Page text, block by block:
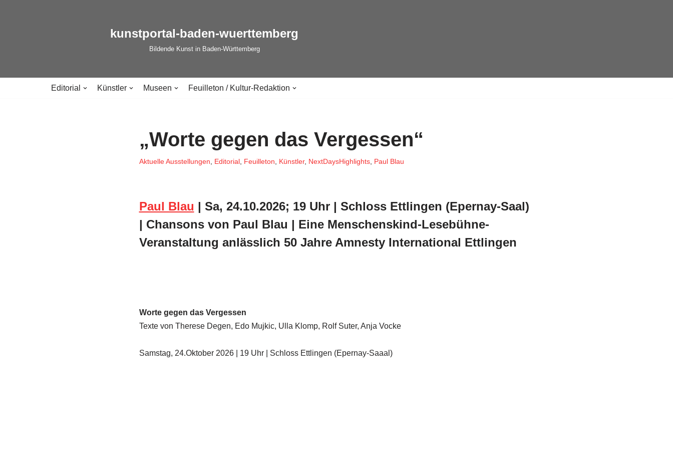
kunstportal-baden-wuerttemberg
Bildende Kunst in Baden-Württemberg
Editorial Künstler Museen Feuilleton / Kultur-Redaktion
„Worte gegen das Vergessen“
Aktuelle Ausstellungen Editorial, Feuilleton Künstler, NextDaysHighlights, Paul Blau
Paul Blau | Sa, 24.10.2026; 19 Uhr | Schloss Ettlingen (Epernay-Saal)
| Chansons von Paul Blau | Eine Menschenskind-Lesebühne-
Veranstaltung anlässlich 50 Jahre Amnesty International Ettlingen
Worte gegen das Vergessen
Texte von Therese Degen, Edo Mujkic, Ulla Klomp, Rolf Suter, Anja Vocke
Samstag, 24.Oktober 2026 | 19 Uhr | Schloss Ettlingen (Epernay-Saaal)